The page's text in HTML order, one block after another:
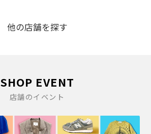
他の店舗を探す
SHOP EVENT
店舗のイベント